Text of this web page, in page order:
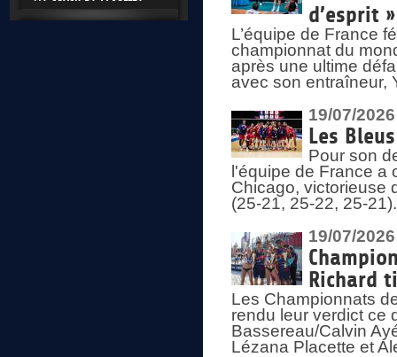
d’esprit »
L’équipe de France
championnat du
après une ultime
avec son entraîneur,
19/07/2026
Les
Pour son
l'équipe de France a
Chicago, victorieuse
(25-21, 25-22, 25-
19/07/2026
Richard
Les Championnats
rendu leur verdict ce
Bassereau/Calvin
Lézana Placette et